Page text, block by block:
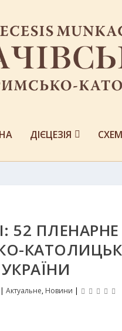
ДІЄЦЕЗІЯ
52
УКРАЇНИ
Актуальне, Новини |